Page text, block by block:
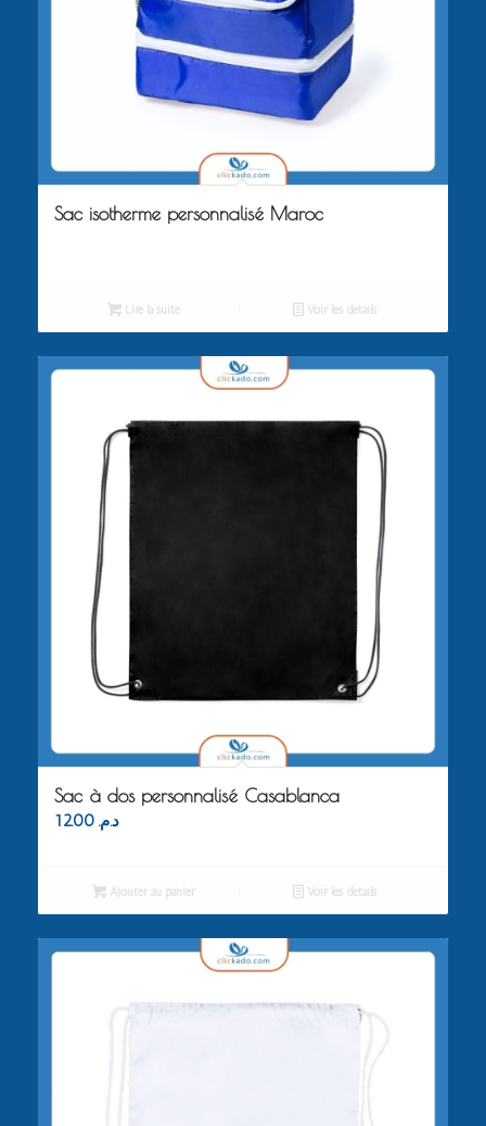
Sac isotherme personnalisé Maroc
Lire la suite Voir les détails
Sac à dos personnalisé Casablanca
د.م. 12.00
Ajouter au panier Voir les détails